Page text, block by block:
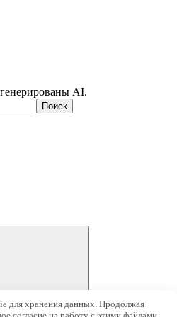
AI.
для хранения данных. Продолжая